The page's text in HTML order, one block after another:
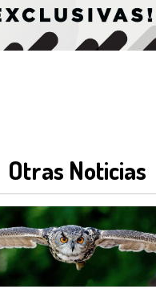
Otras Noticias